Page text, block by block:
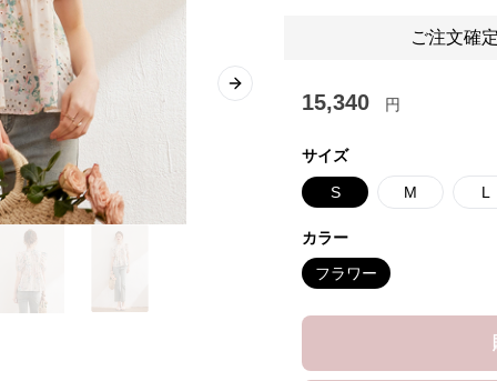
Next slide
ご注文確
15,340 円
サイズ
S M L
カラー
フラワー